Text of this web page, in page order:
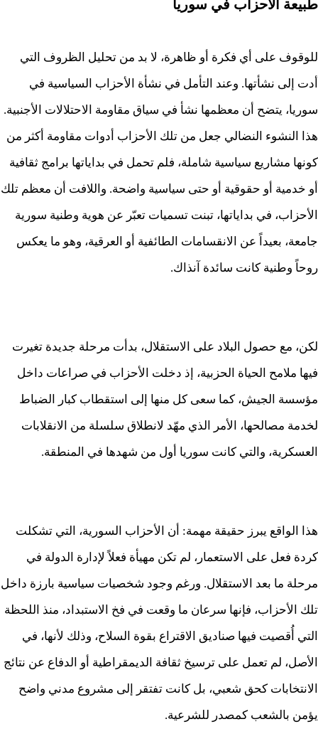
طبيعة الأحزاب في سوريا
للوقوف على أي فكرة أو ظاهرة، لا بد من تحليل الظروف التي
أدت إلى نشأتها. وعند التأمل في نشأة الأحزاب السياسية في
سوريا، يتضح أن معظمها نشأ في سياق مقاومة الاحتلالات الأجنبية.
هذا النشوء النضالي جعل من تلك الأحزاب أدوات مقاومة أكثر من
كونها مشاريع سياسية شاملة، فلم تحمل في بداياتها برامج ثقافية
أو خدمية أو حقوقية أو حتى سياسية واضحة. واللافت أن معظم تلك
الأحزاب، في بداياتها، تبنت تسميات تعبّر عن هوية وطنية سورية
جامعة، بعيداً عن الانقسامات الطائفية أو العرقية، وهو ما يعكس
روحاً وطنية كانت سائدة آنذاك.
لكن، مع حصول البلاد على الاستقلال، بدأت مرحلة جديدة تغيرت
فيها ملامح الحياة الحزبية، إذ دخلت الأحزاب في صراعات داخل
مؤسسة الجيش، كما سعى كل منها إلى استقطاب كبار الضباط
لخدمة مصالحها، الأمر الذي مهّد لانطلاق سلسلة من الانقلابات
العسكرية، والتي كانت سوريا أول من شهدها في المنطقة.
هذا الواقع يبرز حقيقة مهمة: أن الأحزاب السورية، التي تشكلت
كردة فعل على الاستعمار، لم تكن مهيأة فعلاً لإدارة الدولة في
مرحلة ما بعد الاستقلال. ورغم وجود شخصيات سياسية بارزة داخل
تلك الأحزاب، فإنها سرعان ما وقعت في فخ الاستبداد، منذ اللحظة
التي أُقصيت فيها صناديق الاقتراع بقوة السلاح، وذلك لأنها، في
الأصل، لم تعمل على ترسيخ ثقافة الديمقراطية أو الدفاع عن نتائج
الانتخابات كحق شعبي، بل كانت تفتقر إلى مشروع مدني واضح
يؤمن بالشعب كمصدر للشرعية.